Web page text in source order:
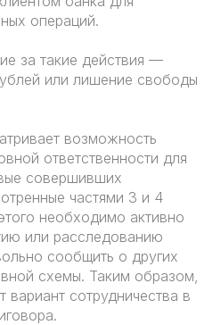
операций.
за такие действия —
или лишение свободы
возможность
ответственности для
совершивших
частями 3 и 4
необходимо активно
или расследованию
сообщить о других
схемы. Таким образом,
вариант сотрудничества в